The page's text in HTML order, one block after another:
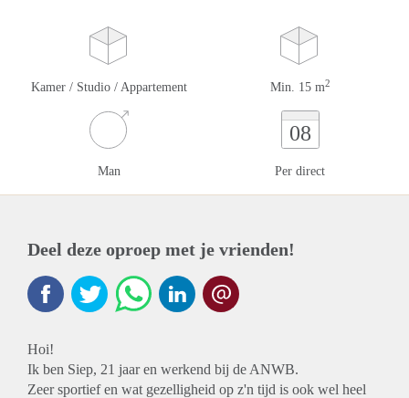
Kamer / Studio / Appartement Min. 15 m2
Man
08
Per direct
Deel deze oproep met je vrienden!
Hoi!
Ik ben Siep, 21 jaar en werkend bij de ANWB.
Zeer sportief en wat gezelligheid op z'n tijd is ook wel heel